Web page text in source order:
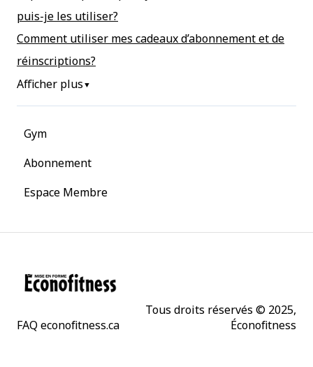
puis-je les utiliser?
Comment utiliser mes cadeaux d’abonnement et de
réinscriptions?
Afficher plus ▼
Gym
Abonnement
Espace Membre
FAQ econofitness.ca
Tous droits réservés © 2025,
Éconofitness